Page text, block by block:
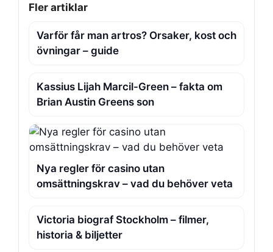
Fler artiklar
Varför får man artros? Orsaker, kost och
övningar – guide
Kassius Lijah Marcil-Green – fakta om
Brian Austin Greens son
Nya regler för casino utan
omsättningskrav – vad du behöver veta
Victoria biograf Stockholm – filmer,
historia & biljetter